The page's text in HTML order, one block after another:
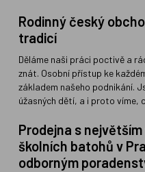
Rodinný český
tradicí
Děláme naši práci poctivě a
znát. Osobní přístup ke
základem našeho podnikání.
úžasných dětí, a i proto víme,
Prodejna s
školních batohů v
odborným